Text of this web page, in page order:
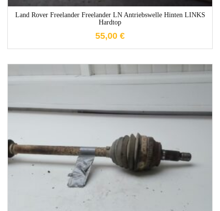
Land Rover Freelander Freelander LN Antriebswelle Hinten LINKS
Hardtop
55,00 €
1-3 Werktage